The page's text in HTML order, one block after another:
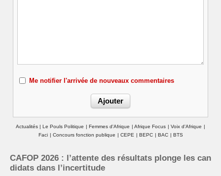
Me notifier l'arrivée de nouveaux commentaires
Actualités | Le Pouls Politique | Femmes d'Afrique | Afrique Focus | Voix d'Afrique |
Faci | Concours fonction publique | CEPE | BEPC | BAC | BTS
CAFOP 2026 : l’attente des résultats plonge les can
didats dans l’incertitude